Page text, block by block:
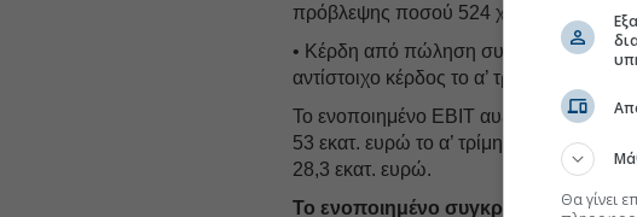
πρόβλεψης ποσού 524 χιλ. ευρώ το α’
• Κέρδη από πώληση συμμετοχής
αντίστοιχο κέρδος το α’ τρίμηνο 2025.
Το ενοποιημένο EBIT αυξήθηκε κατά
53 εκατ. ευρώ το α’ τρίμηνο 2025, με
28,3 εκατ. ευρώ.
Το ενοποιημένο συγκρίσιμο EBIT
Θα γίνει